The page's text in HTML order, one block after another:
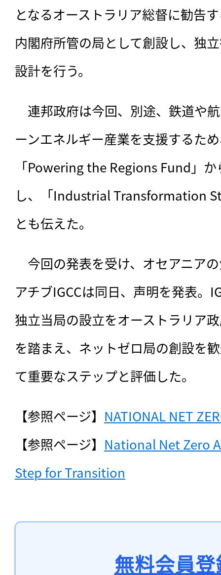
となるオーストラリア総督に勧告
内閣府所管の局として創設し、独
設計を行う。
連邦政府は今回、別途、鉄道や
ーンエネルギー産業を支援するた
「Powering the Regions Fund」
し、「Industrial Transformation
とも伝えた。
今回の発表を受け、オセアニア
アチブIGCCは同日、声明を発表。
独立当局の設立をオーストラリア
を踏まえ、ネットゼロ局の創設を
て重要なステップと評価した。
【参照ページ】 NATIONAL NET
【参照ページ】 National Net Zero
Step for Transition
無料会員